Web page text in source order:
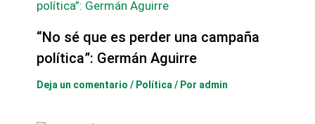
“No sé que es perder una campaña
política”: Germán Aguirre
Deja un comentario / Política / Por admin